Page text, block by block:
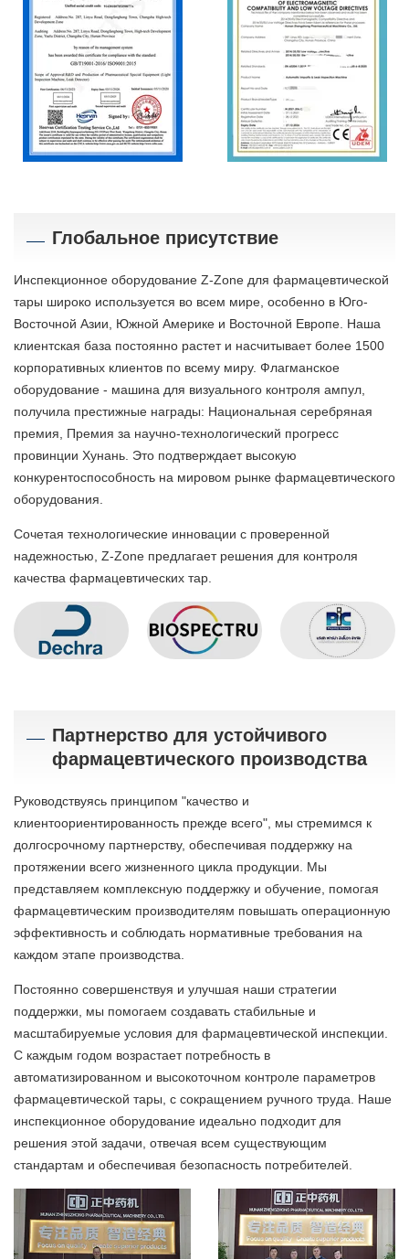
Глобальное присутствие
Инспекционное оборудование Z-Zone для фармацевтической
тары широко используется во всем мире, особенно в Юго-
Восточной Азии, Южной Америке и Восточной Европе. Наша
клиентская база постоянно растет и насчитывает более 1500
корпоративных клиентов по всему миру. Флагманское
оборудование - машина для визуального контроля ампул,
получила престижные награды: Национальная серебряная
премия, Премия за научно-технологический прогресс
провинции Хунань. Это подтверждает высокую
конкурентоспособность на мировом рынке фармацевтического
оборудования.
Сочетая технологические инновации с проверенной
надежностью, Z-Zone предлагает решения для контроля
качества фармацевтических тар.
Партнерство для устойчивого
фармацевтического производства
Руководствуясь принципом "качество и
клиентоориентированность прежде всего", мы стремимся к
долгосрочному партнерству, обеспечивая поддержку на
протяжении всего жизненного цикла продукции. Мы
представляем комплексную поддержку и обучение, помогая
фармацевтическим производителям повышать операционную
эффективность и соблюдать нормативные требования на
каждом этапе производства.
Постоянно совершенствуя и улучшая наши стратегии
поддержки, мы помогаем создавать стабильные и
масштабируемые условия для фармацевтической инспекции.
С каждым годом возрастает потребность в
автоматизированном и высокоточном контроле параметров
фармацевтической тары, с сокращением ручного труда. Наше
инспекционное оборудование идеально подходит для
решения этой задачи, отвечая всем существующим
стандартам и обеспечивая безопасность потребителей.